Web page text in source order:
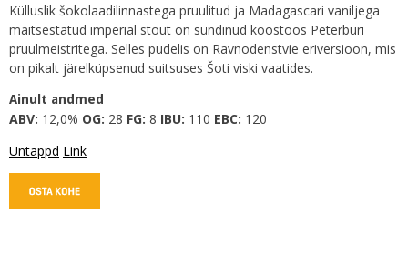
Külluslik šokolaadilinnastega pruulitud ja Madagascari vaniljega
maitsestatud imperial stout on sündinud koostöös Peterburi
pruulmeistritega. Selles pudelis on Ravnodenstvie eriversioon, mis
on pikalt järelküpsenud suitsuses Šoti viski vaatides.
Ainult andmed
ABV: 12,0% OG: 28 FG: 8 IBU: 110 EBC: 120
Untappd Link